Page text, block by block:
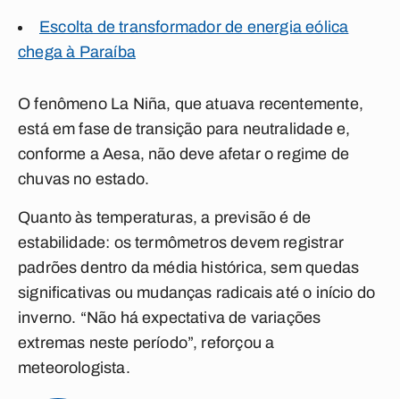
Escolta de transformador de energia eólica
chega à Paraíba
O fenômeno La Niña, que atuava recentemente,
está em fase de transição para neutralidade e,
conforme a Aesa, não deve afetar o regime de
chuvas no estado.
Quanto às temperaturas, a previsão é de
estabilidade: os termômetros devem registrar
padrões dentro da média histórica, sem quedas
significativas ou mudanças radicais até o início do
inverno. “Não há expectativa de variações
extremas neste período”, reforçou a
meteorologista.